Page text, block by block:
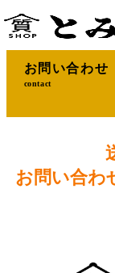
お問い合わせ
contact
お問い合わ